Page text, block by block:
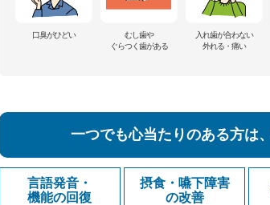
口臭がひどい
むし歯や
ぐらつく歯がある
入れ歯が合わない
外れる・痛い
一つでも心当たりのある方は、
言語発音・
機能の回復
摂食・嚥下障害
の改善